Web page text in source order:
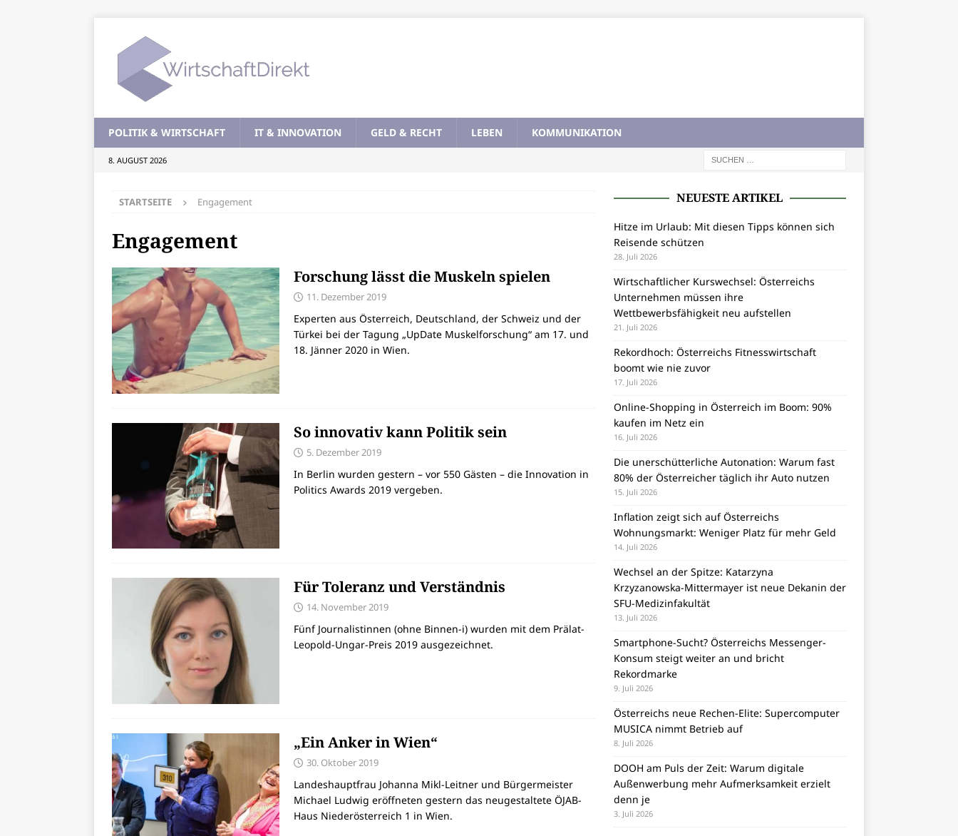
POLITIK & WIRTSCHAFT IT & INNOVATION GELD & RECHT LEBEN KOMMUNIKATION
8. AUGUST 2026
STARTSEITE Engagement
Engagement
Forschung lässt die Muskeln spielen
11. Dezember 2019
Experten aus Österreich, Deutschland, der Schweiz und der
Türkei bei der Tagung „UpDate Muskelforschung“ am 17. und
18. Jänner 2020 in Wien.
So innovativ kann Politik sein
5. Dezember 2019
In Berlin wurden gestern – vor 550 Gästen – die Innovation in
Politics Awards 2019 vergeben.
Für Toleranz und Verständnis
14. November 2019
Fünf Journalistinnen (ohne Binnen-i) wurden mit dem Prälat-
Leopold-Ungar-Preis 2019 ausgezeichnet.
„Ein Anker in Wien“
30. Oktober 2019
Landeshauptfrau Johanna Mikl-Leitner und Bürgermeister
Michael Ludwig eröffneten gestern das neugestaltete ÖJAB-
Haus Niederösterreich 1 in Wien.
NEUESTE ARTIKEL
Hitze im Urlaub: Mit diesen Tipps können sich
Reisende schützen
28. Juli 2026
Wirtschaftlicher Kurswechsel: Österreichs
Unternehmen müssen ihre
Wettbewerbsfähigkeit neu aufstellen
21. Juli 2026
Rekordhoch: Österreichs Fitnesswirtschaft
boomt wie nie zuvor
17. Juli 2026
Online-Shopping in Österreich im Boom: 90%
kaufen im Netz ein
16. Juli 2026
Die unerschütterliche Autonation: Warum fast
80% der Österreicher täglich ihr Auto nutzen
15. Juli 2026
Inflation zeigt sich auf Österreichs
Wohnungsmarkt: Weniger Platz für mehr Geld
14. Juli 2026
Wechsel an der Spitze: Katarzyna
Krzyzanowska-Mittermayer ist neue Dekanin der
SFU-Medizinfakultät
13. Juli 2026
Smartphone-Sucht? Österreichs Messenger-
Konsum steigt weiter an und bricht
Rekordmarke
9. Juli 2026
Österreichs neue Rechen-Elite: Supercomputer
MUSICA nimmt Betrieb auf
8. Juli 2026
DOOH am Puls der Zeit: Warum digitale
Außenwerbung mehr Aufmerksamkeit erzielt
denn je
3. Juli 2026